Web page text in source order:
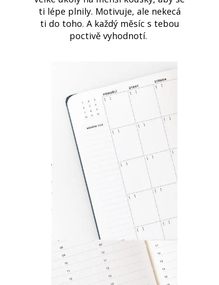
ti lépe plnily. Motivuje, ale nekecá
ti do toho. A každý měsíc s tebou
poctivě vyhodnotí.